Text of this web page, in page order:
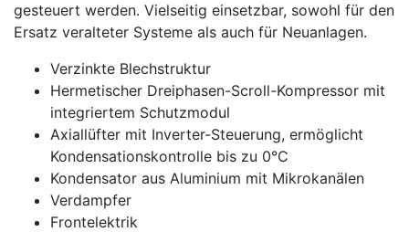
gesteuert werden. Vielseitig einsetzbar, sowohl für den
Ersatz veralteter Systeme als auch für Neuanlagen.
Verzinkte Blechstruktur
Hermetischer Dreiphasen-Scroll-Kompressor mit
integriertem Schutzmodul
Axiallüfter mit Inverter-Steuerung, ermöglicht
Kondensationskontrolle bis zu 0°C
Kondensator aus Aluminium mit Mikrokanälen
Verdampfer
Frontelektrik